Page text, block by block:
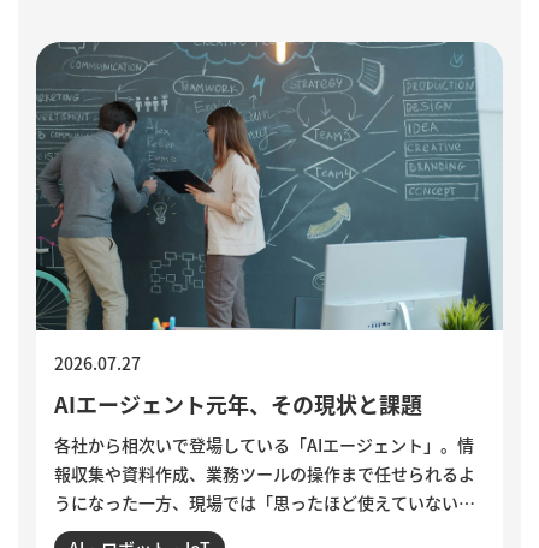
AIエージェント元年、その現状と課題
2026.07.27
各社から相次いで登場している「AIエージェント」。情
報収集や資料作成、業務ツールの操作まで任せられるよ
うになった一方、現場では「思ったほど使えていない」
という声も聞かれます。各社のAIエージェント機能を紹